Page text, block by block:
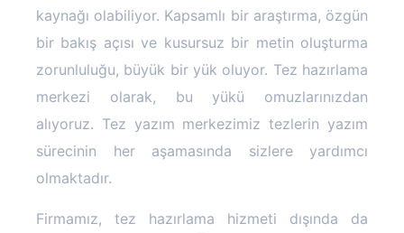
kaynağı olabiliyor. Kapsamlı bir araştırma, özgün
bir bakış açısı ve kusursuz bir metin oluşturma
zorunluluğu, büyük bir yük oluyor. Tez hazırlama
merkezi olarak, bu yükü omuzlarınızdan
alıyoruz. Tez yazım merkezimiz tezlerin yazım
sürecinin her aşamasında sizlere yardımcı
olmaktadır.
Firmamız, tez hazırlama hizmeti dışında da